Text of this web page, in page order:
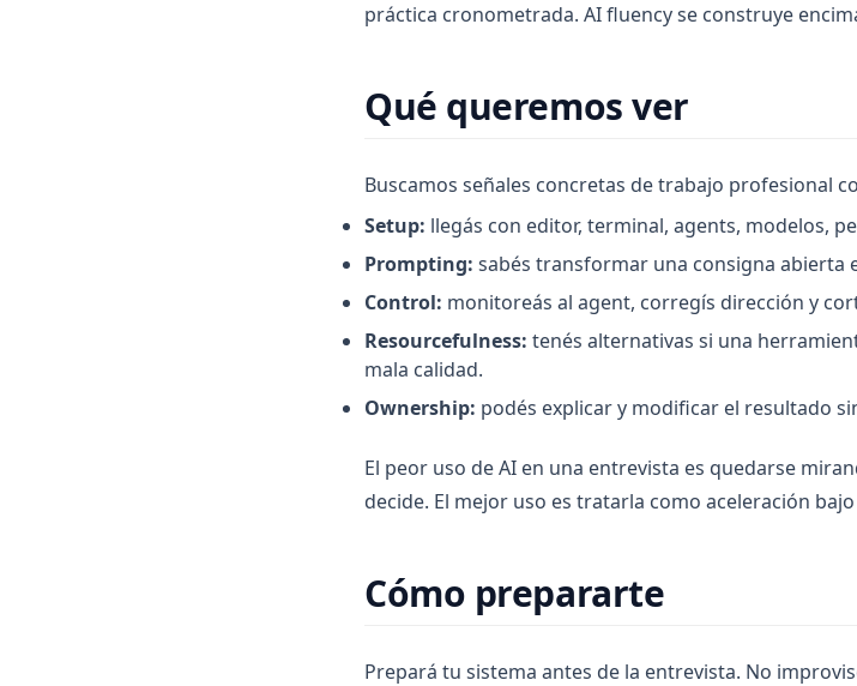
práctica cronometrada. AI fluency se construye
Qué queremos ver
Buscamos señales concretas de trabajo profesional
Setup: llegás con editor, terminal, agents, modelos,
Prompting: sabés transformar una consigna abierta
Control: monitoreás al agent, corregís dirección y
Resourcefulness: tenés alternativas si una
mala calidad.
Ownership: podés explicar y modificar el resultado
El peor uso de AI en una entrevista es quedarse
decide. El mejor uso es tratarla como aceleración
Cómo prepararte
Prepará tu sistema antes de la entrevista. No